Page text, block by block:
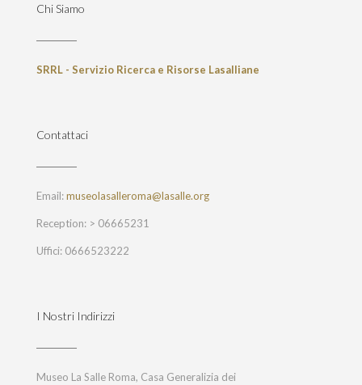
Chi Siamo
SRRL - Servizio Ricerca e Risorse Lasalliane
Contattaci
Email:museolasalleroma@lasalle.org
Reception: > 06665231
Uffici: 0666523222
I Nostri Indirizzi
Museo La Salle Roma, Casa Generalizia dei